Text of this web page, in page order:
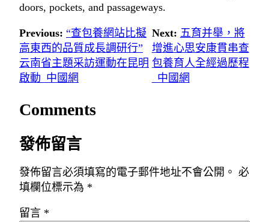
doors, pockets, and passageways.
Previous: “查包養網站比擬
高東西的品質成長調研行”
云南省主題采訪運動在昆明
啟動_中國網
Next: 五育并舉，將
增進心思安康貫串查
包養育人全經過歷程
_中國網
Comments
發佈留言
發佈留言必須填寫的電子郵件地址不會公開。 必
填欄位標示為 *
留言 *